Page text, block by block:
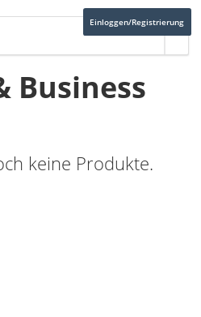
Einloggen/Registrierung
Business
keine Produkte.